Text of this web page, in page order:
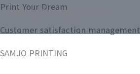
콘
츠
건
Samjo Printing Co. LTD.
Print Your Dream
Customer satisfaction management
SAMJO PRINTING